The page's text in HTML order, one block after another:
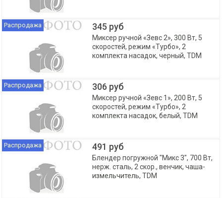
Распродажа 345 руб
Миксер ручной «Зевс 2», 300 Вт, 5
скоростей, режим «Турбо», 2
комплекта насадок, черный, TDM
Распродажа 306 руб
Миксер ручной «Зевс 1», 200 Вт, 5
скоростей, режим «Турбо», 2
комплекта насадок, белый, TDM
Распродажа 491 руб
Блендер погружной "Микс 3", 700 Вт,
нерж. сталь, 2 скор., венчик, чаша-
измельчитель, TDM